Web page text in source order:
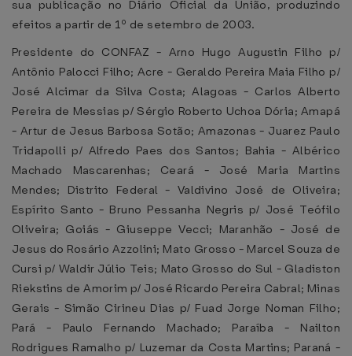
sua publicação no Diário Oficial da União, produzindo
efeitos a partir de 1º de setembro de 2003.
Presidente do CONFAZ - Arno Hugo Augustin Filho p/
Antônio Palocci Filho; Acre - Geraldo Pereira Maia Filho p/
José Alcimar da Silva Costa; Alagoas - Carlos Alberto
Pereira de Messias p/ Sérgio Roberto Uchoa Dória; Amapá
- Artur de Jesus Barbosa Sotão; Amazonas - Juarez Paulo
Tridapolli p/ Alfredo Paes dos Santos; Bahia - Albérico
Machado Mascarenhas; Ceará - José Maria Martins
Mendes; Distrito Federal - Valdivino José de Oliveira;
Espírito Santo - Bruno Pessanha Negris p/ José Teófilo
Oliveira; Goiás - Giuseppe Vecci; Maranhão - José de
Jesus do Rosário Azzolini; Mato Grosso - Marcel Souza de
Cursi p/ Waldir Júlio Teis; Mato Grosso do Sul - Gladiston
Riekstins de Amorim p/ José Ricardo Pereira Cabral; Minas
Gerais - Simão Cirineu Dias p/ Fuad Jorge Noman Filho;
Pará - Paulo Fernando Machado; Paraíba - Nailton
Rodrigues Ramalho p/ Luzemar da Costa Martins; Paraná -